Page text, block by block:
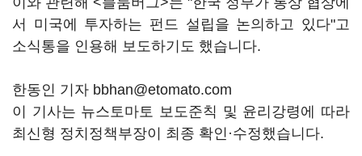
서 미국에 투자하는 펀드 설립을 논의하고 있다"고
소식통을 인용해 보도하기도 했습니다.
한동인 기자 bbhan@etomato.com
이 기사는 뉴스토마토 보도준칙 및 윤리강령에 따라
최신형 정치정책부장이 최종 확인·수정했습니다.